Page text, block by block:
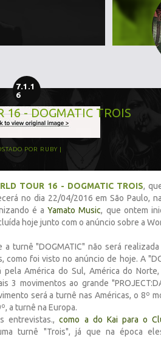
7.1.1
6
16 - DOGMATIC TROIS
POR RUBY
TOUR 16 - DOGMATIC TROIS,
no dia 22/04/2016 em São Paulo,
é aYamato Music, que ontem
hoje junto com o anúncio sobre a
turnê "DOGMATIC" não será realizada
como foi visto no anúncio de hoje. A
pela América do Sul, América do Norte,
3 movimentos ao grande
será a turnê nas Américas, o 8º
a turnê na Europa.
entrevistas.,como a do Kai para o
turnê "Trois", já que na época